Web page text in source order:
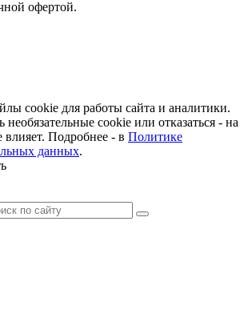
офертой.
cookie для работы сайта и аналитики.
cookie или отказаться - на
влияет. Подробнее - в Политике
данных.